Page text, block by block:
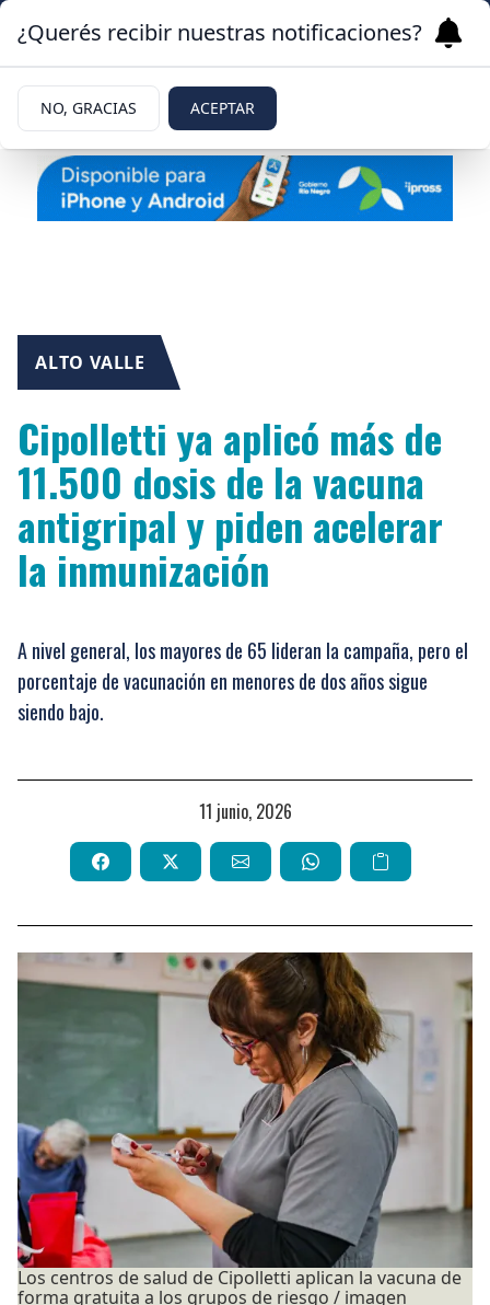
ALTO VALLE
Cipolletti ya aplicó más de
11.500 dosis de la vacuna
antigripal y piden acelerar
la inmunización
A nivel general, los mayores de 65 lideran la campaña, pero el
porcentaje de vacunación en menores de dos años sigue
siendo bajo.
11 junio, 2026
Los centros de salud de Cipolletti aplican la vacuna de
forma gratuita a los grupos de riesgo / imagen
¿Querés recibir nuestras notificaciones?
NO, GRACIAS ACEPTAR